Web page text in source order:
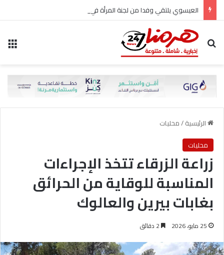
بحث عن
الرئيسية/محليات
محليات
زراعة الزرقاء تتخذ الإجراءات
المناسبة للوقاية من الحرائق
بغابات بيرين والعالوك
25 مايو، 2026